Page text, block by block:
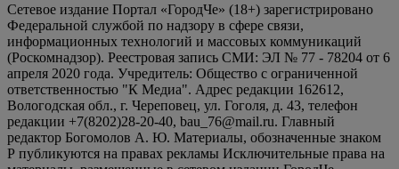
Сетевое издание Портал «ГородЧе» (18+) зарегистрировано
Федеральной службой по надзору в сфере связи,
информационных технологий и массовых коммуникаций
(Роскомнадзор). Реестровая запись СМИ: ЭЛ № 77 - 78204 от 6
апреля 2020 года. Учредитель: Общество с ограниченной
ответственностью "К Медиа". Адрес редакции 162612,
Вологодская обл., г. Череповец, ул. Гоголя, д. 43, телефон
редакции +7(8202)28-20-40, bau_76@mail.ru. Главный
редактор Богомолов А. Ю. Материалы, обозначенные знаком
Р публикуются на правах рекламы Исключительные права на